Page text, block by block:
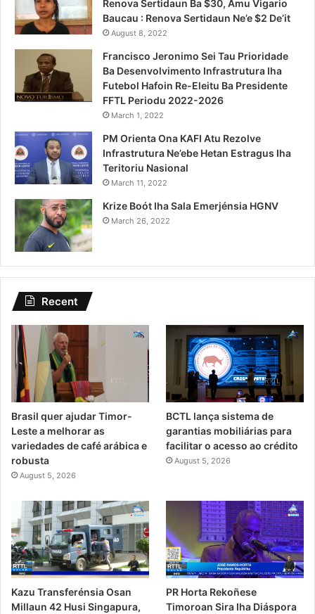
Renova Sertidaun Ba $30, Amu Vigario
Baucau : Renova Sertidaun Ne’e $2 De’it
August 8, 2022
Francisco Jeronimo Sei Tau Prioridade
Ba Desenvolvimento Infrastrutura Iha
Futebol Hafoin Re-Eleitu Ba Presidente
FFTL Periodu 2022-2026
March 1, 2022
PM Orienta Ona KAFI Atu Rezolve
Infrastrutura Ne’ebe Hetan Estragus Iha
Teritoriu Nasional
March 11, 2022
Krize Boót Iha Sala Emerjénsia HGNV
March 26, 2022
Recent
Brasil quer ajudar Timor-
Leste a melhorar as
variedades de café arábica e
robusta
August 5, 2026
BCTL lança sistema de
garantias mobiliárias para
facilitar o acesso ao crédito
August 5, 2026
Kazu Transferénsia Osan
Millaun 42 Husi Singapura,
PR Horta Rekoñese
Timoroan Sira Iha Diáspora